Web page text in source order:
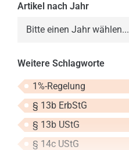
Artikel nach Jahr
Bitte einen Jahr wählen...
2015
2016
2017
Weitere Schlagworte
1%-Regelung
§ 13b ErbStG
§ 13b UStG
§ 14c UStG